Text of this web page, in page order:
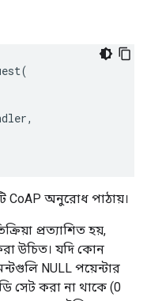
(
,
CoAP অনুরোধ পাঠায়।
প্রত্যাশিত হয়,
করা উচিত। যদি কোন
NULL পয়েন্টার
সেট করা না থাকে (0